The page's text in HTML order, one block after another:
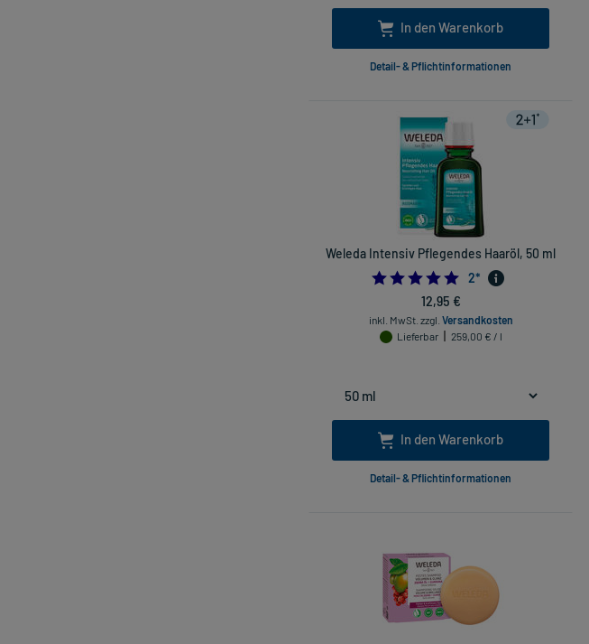
In den Warenkorb
Detail- & Pflichtinformationen
Weleda Intensiv Pflegendes Haaröl, 50 ml
5.0
2*
12,95 €
inkl. MwSt. zzgl. Versandkosten
Lieferbar
259,00 € / l
In den Warenkorb
Detail- & Pflichtinformationen